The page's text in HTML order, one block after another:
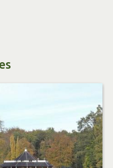
bij de
zelf een route